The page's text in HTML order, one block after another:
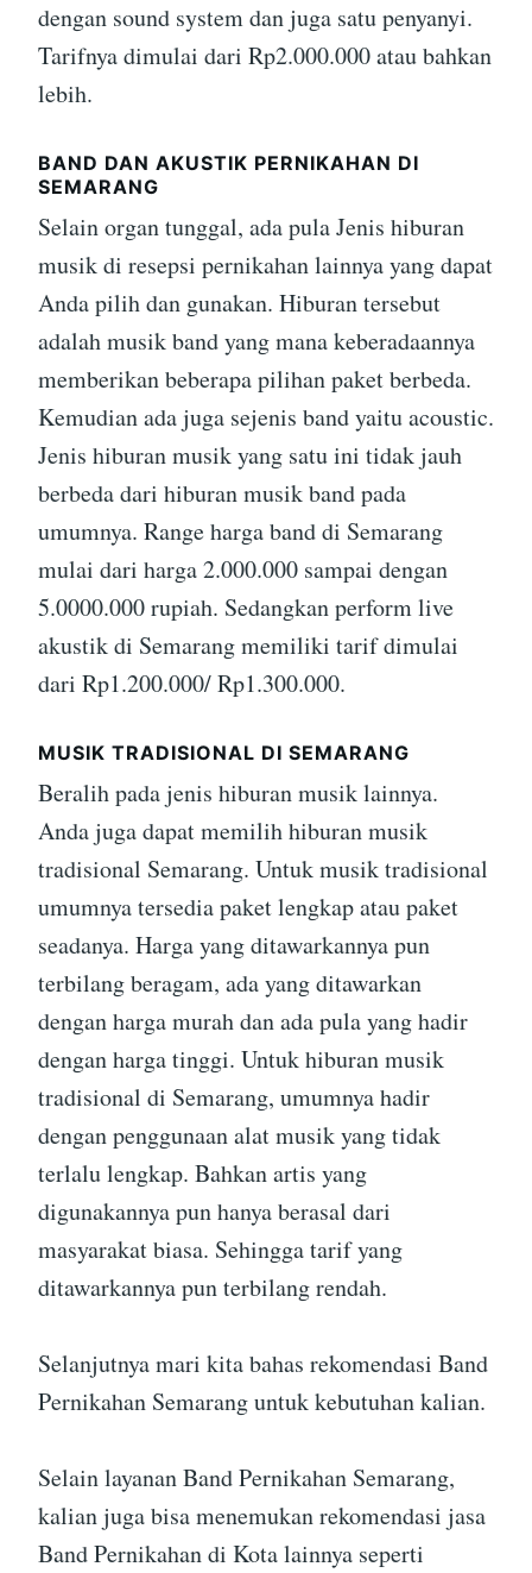
dengan sound system dan juga satu penyanyi.
Tarifnya dimulai dari Rp2.000.000 atau bahkan
lebih.
BAND DAN AKUSTIK PERNIKAHAN DI
SEMARANG
Selain organ tunggal, ada pula Jenis hiburan
musik di resepsi pernikahan lainnya yang dapat
Anda pilih dan gunakan. Hiburan tersebut
adalah musik band yang mana keberadaannya
memberikan beberapa pilihan paket berbeda.
Kemudian ada juga sejenis band yaitu acoustic.
Jenis hiburan musik yang satu ini tidak jauh
berbeda dari hiburan musik band pada
umumnya. Range harga band di Semarang
mulai dari harga 2.000.000 sampai dengan
5.0000.000 rupiah. Sedangkan perform live
akustik di Semarang memiliki tarif dimulai
dari Rp1.200.000/ Rp1.300.000.
MUSIK TRADISIONAL DI SEMARANG
Beralih pada jenis hiburan musik lainnya.
Anda juga dapat memilih hiburan musik
tradisional Semarang. Untuk musik tradisional
umumnya tersedia paket lengkap atau paket
seadanya. Harga yang ditawarkannya pun
terbilang beragam, ada yang ditawarkan
dengan harga murah dan ada pula yang hadir
dengan harga tinggi. Untuk hiburan musik
tradisional di Semarang, umumnya hadir
dengan penggunaan alat musik yang tidak
terlalu lengkap. Bahkan artis yang
digunakannya pun hanya berasal dari
masyarakat biasa. Sehingga tarif yang
ditawarkannya pun terbilang rendah.
Selanjutnya mari kita bahas rekomendasi Band
Pernikahan Semarang untuk kebutuhan kalian.
Selain layanan Band Pernikahan Semarang,
kalian juga bisa menemukan rekomendasi jasa
Band Pernikahan di Kota lainnya seperti